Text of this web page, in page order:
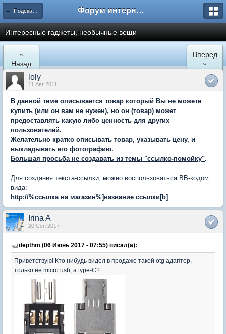
← Подскажите где купить Форум интернет покупателей
Интересные гаджеты, необычные вещи
«
Назад
Вперед
»
loly
11 Авг 2011
В данной теме описывается товар который Вы не можете
купить (или он вам не нужен), но он (товар) может
предоставлять какую либо ценность для других
пользователей.
Желательно кратко описывать товар, указывать цену, и
выкладывать его фотографию.
Большая просьба не создавать из темы "ссылко-помойку".
Для создания текста-ссылки, можно воспользоваться BB-кодом
вида:
http://%ссылка на магазин%] название ссылки[b]
Irina A
20 Сен 2017
depthm (06 Июнь 2017 - 07:55) писал(а):
Приветствую! Кто нибудь видел в продаже такой otg адаптер,
только не micro usb, а type-C?